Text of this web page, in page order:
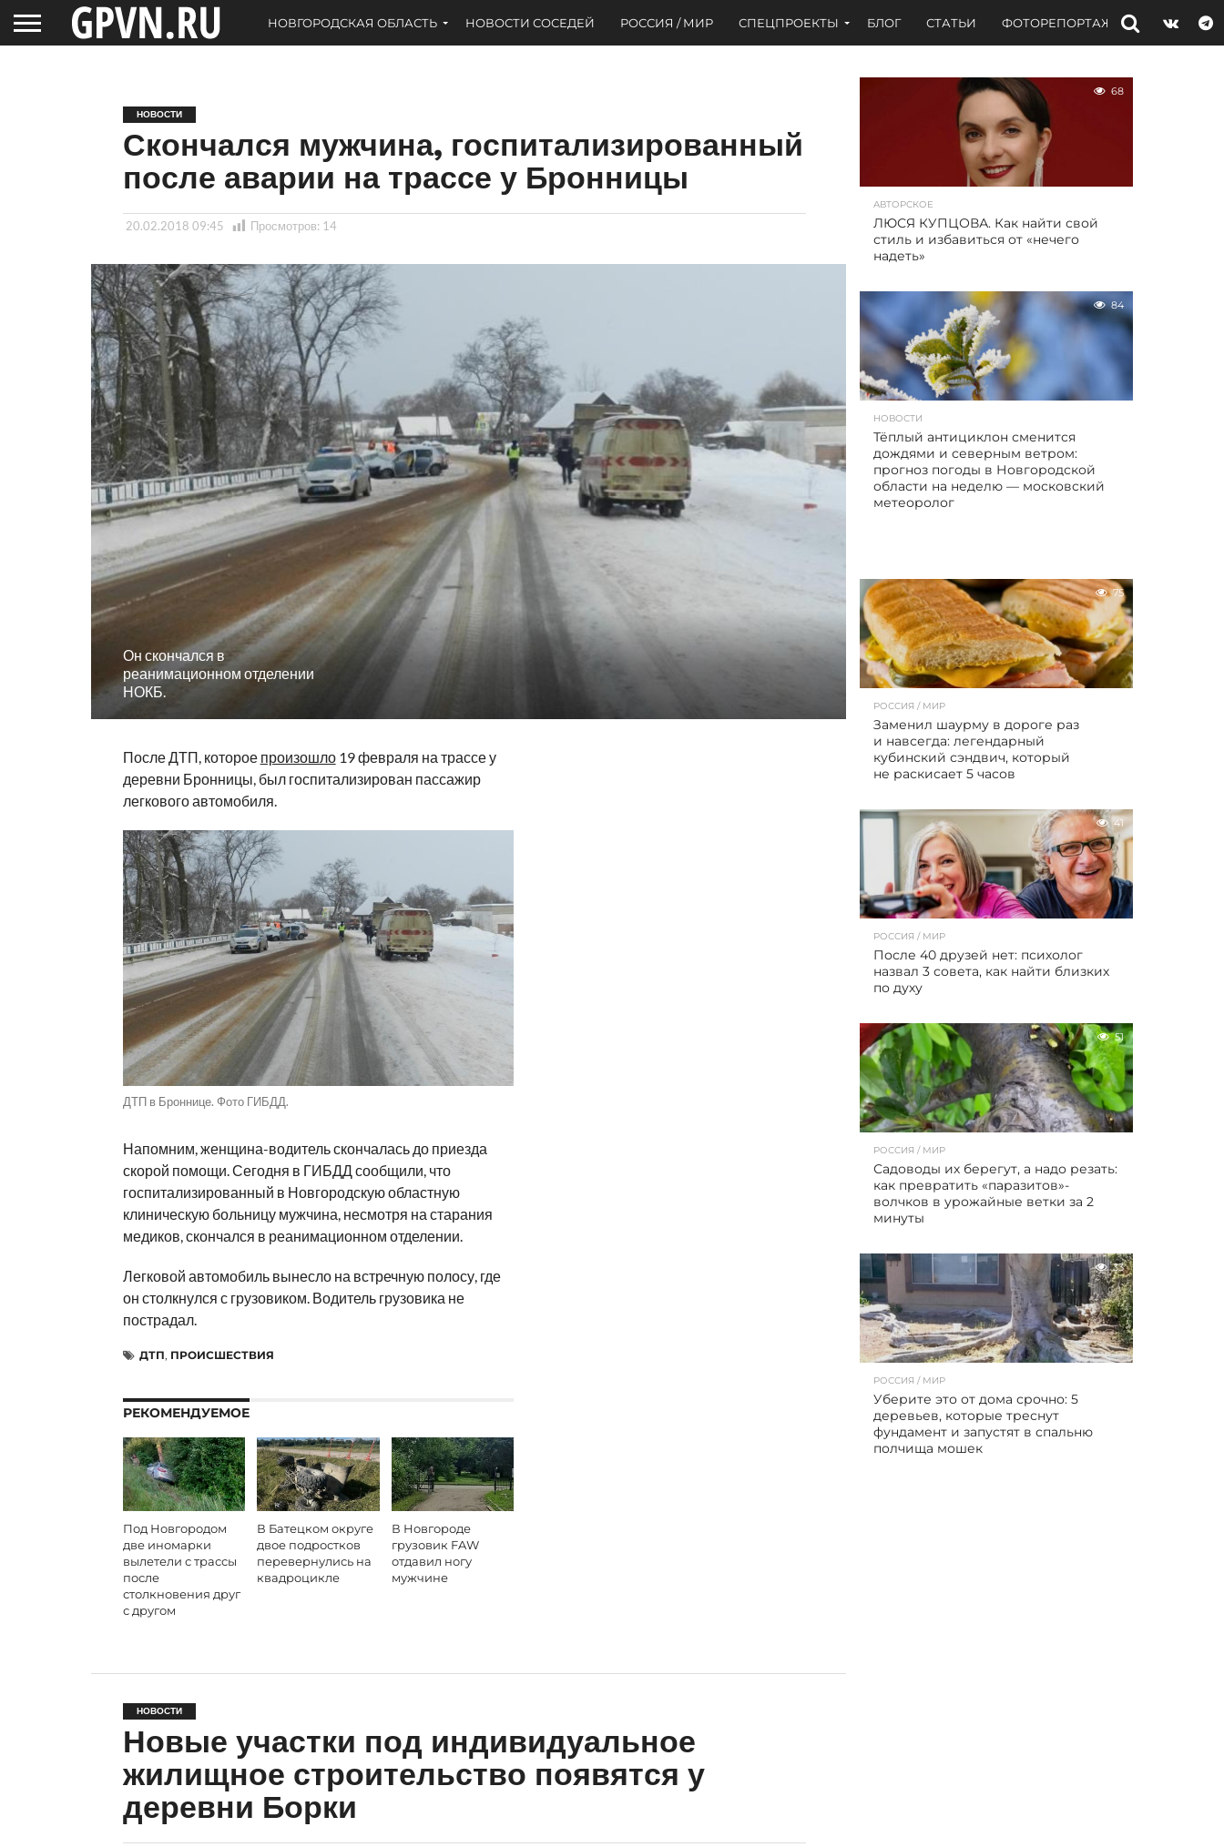
НОВГОРОДСКАЯ ОБЛАСТЬ НОВОСТИ СОСЕДЕЙ РОССИЯ / МИР СПЕЦПРОЕКТЫ БЛОГ СТАТЬИ ФОТОРЕПОРТАЖИ ИНТЕРВЬЮ
НОВОСТИ
Скончался‍ мужчина, госпитализированный
после аварии на трассе у Бронницы
20.02.2018 09:45 Просмотров: 14
Он скончался в
реанимационном отделении
НОКБ.
После ДТП, которое произошло19 февраля на трассе у
деревни Бронницы, был госпитализирован пассажир
легкового автомобиля.
ДТП в Броннице. Фото ГИБДД.
Напомним, женщина-водитель скончалась до приезда
скорой помощи. Сегодня в ГИБДД сообщили, что
госпитализированный в Новгородскую областную
клиническую больницу мужчина, несмотря на старания
медиков, скончался в реанимационном отделении.
Легковой автомобиль вынесло на встречную полосу, где
он столкнулся с грузовиком. Водитель грузовика не
пострадал.
ДТП, ПРОИСШЕСТВИЯ
РЕКОМЕНДУЕМОЕ
Под Новгородом
две иномарки
вылетели с трассы
после
столкновения друг
с другом
В Батецком округе
двое подростков
перевернулись на
квадроцикле
В Новгороде
грузовик FAW
отдавил ногу
мужчине
НОВОСТИ
Новые участки под индивидуальное
жилищное строительство появятся у
деревни Борки
68
АВТОРСКОЕ
ЛЮСЯ КУПЦОВА. Как найти свой
стиль и избавиться от «нечего
надеть»
84
НОВОСТИ
Тёплый антициклон сменится
дождями и северным ветром:
прогноз погоды в Новгородской
области на неделю — московский
метеоролог
75
РОССИЯ / МИР
Заменил шаурму в дороге раз
и навсегда: легендарный
кубинский сэндвич, который
не раскисает 5 часов
41
РОССИЯ / МИР
После 40 друзей нет: психолог
назвал 3 совета, как найти близких
по духу
51
РОССИЯ / МИР
Садоводы их берегут, а надо резать:
как превратить «паразитов»-
волчков в урожайные ветки за 2
минуты
33
РОССИЯ / МИР
Уберите это от дома срочно: 5
деревьев, которые треснут
фундамент и запустят в спальню
полчища мошек